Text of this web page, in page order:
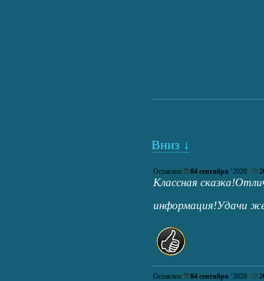
Вниз ↓
Оставлен: 04 сентября ’2020
Классная
информация!Удачи
Оставлен: 04 сентября ’2020